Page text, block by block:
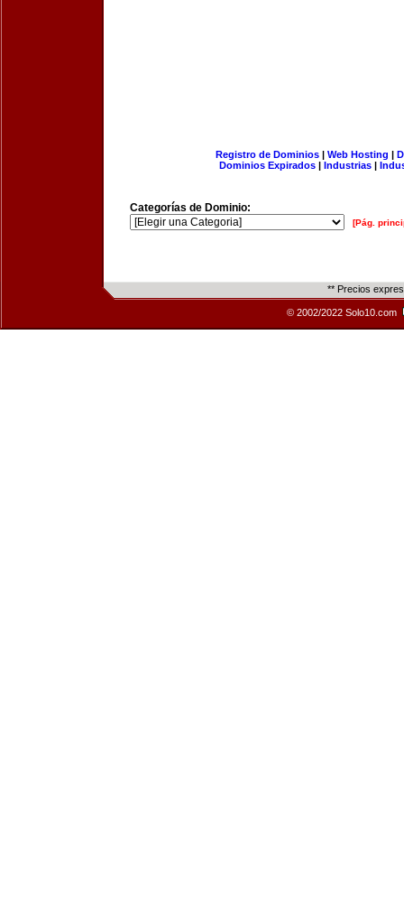
Registro de Dominios| Web Hosting |
Dominios Expirados | Industrias |
Categorías de Dominio:
[Pág.
** Precios
© 2002/2022 Solo10.com